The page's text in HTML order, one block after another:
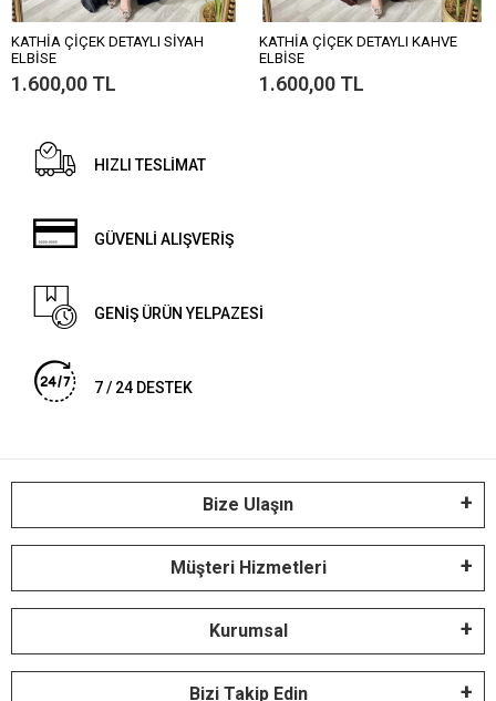
KATHİA ÇİÇEK DETAYLI SİYAH
ELBİSE
1.600,00 TL
KATHİA ÇİÇEK DETAYLI KAHVE
ELBİSE
1.600,00 TL
HIZLI TESLİMAT
GÜVENLİ ALIŞVERİŞ
GENİŞ ÜRÜN YELPAZESİ
7 / 24 DESTEK
Bize Ulaşın
Müşteri Hizmetleri
Kurumsal
Bizi Takip Edin